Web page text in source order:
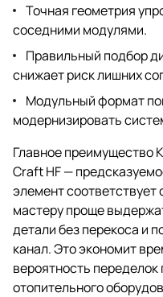
Точная геометрия
соседними модулями.
Правильный подбор
снижает риск лишних
Модульный формат
модернизировать
Главное преимущество
Craft HF —
элемент
мастеру проще
детали без перекоса и
канал. Это экономит
вероятность переделок
отопительного